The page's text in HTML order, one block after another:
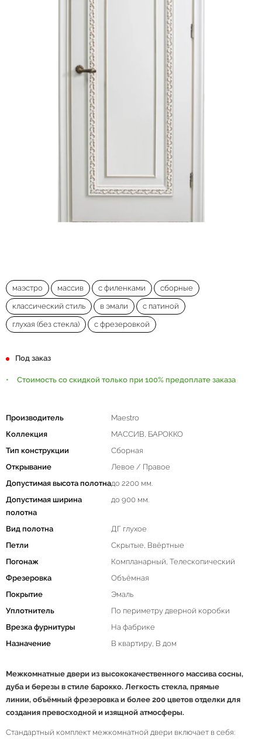
маэстро массив с филенками сборные
классический стиль в эмали с патиной
глухая (без стекла) с фрезеровкой
Под заказ
Стоимость со скидкой только при 100% предоплате заказа
Производитель
Maestro
Коллекция
МАССИВ, БАРОККО
Тип конструкции
Сборная
Открывание
Левое / Правое
Допустимая высота полотнадо 2200 мм.
Допустимая ширина
полотна
до 900 мм.
Вид полотна
ДГ глухое
Петли
Скрытые, Ввёртные
Погонаж
Компланарный, Телескопический
Фрезеровка
Объёмная
Покрытие
Эмаль
Уплотнитель
По периметру дверной коробки
Врезка фурнитуры
На фабрике
Назначение
В квартиру, В дом
Межкомнатные двери из высококачественного массива сосны,
дуба и березы в стиле барокко. Легкость стекла, прямые
линии, объёмный фрезеровка и более 200 цветов отделки для
создания превосходной и изящной атмосферы.
Стандартный комплект межкомнатной двери включает в себя: